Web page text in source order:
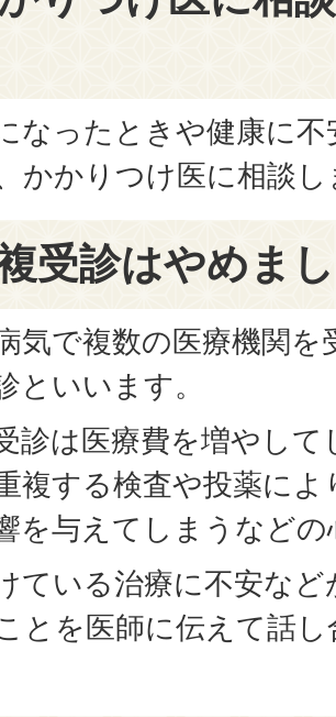
なったときや健康に
かかりつけ医に相談
受診はやめま
気で複数の医療機関
といいます。
診は医療費を増やし
複する検査や投薬に
を与えてしまうなど
ている治療に不安な
とを医師に伝えて話